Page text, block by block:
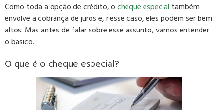
Como toda a opção de crédito, ocheque especialtambém
envolve a cobrança de juros e, nesse caso, eles podem ser bem
altos. Mas antes de falar sobre esse assunto, vamos entender
o básico.
O que é o cheque especial?